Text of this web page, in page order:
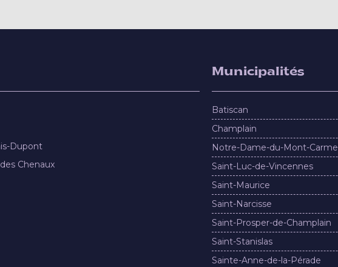
Dupont
Chenaux
Municipalités
Batiscan
Champlain
Notre-Dame-du-Mont-Carmel
Saint-Luc-de-Vincennes
Saint-Maurice
Saint-Narcisse
Saint-Prosper-de-Champlain
Saint-Stanislas
Sainte-Anne-de-la-Pérade